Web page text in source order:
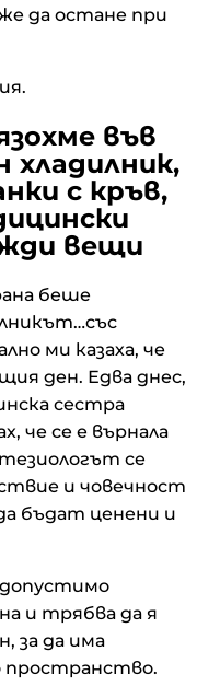
да остане при
във
хладилник,
с кръв,
вещи
беше
ми казаха, че
ден. Едва днес,
сестра
че се е върнала
се
и човечност
бъдат ценени и
и трябва да я
за да има
пространство.